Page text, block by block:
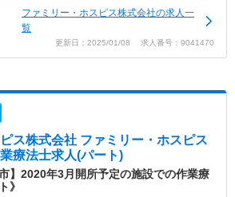
ファミリー・ホスピス株式会社の求人一
覧
更新日：2025/01/08 求人番号：9041470
ス株式会社 ファミリー・ホスピス
療法士求人(パート)
】2020年3月開所予定の施設での作業療
》